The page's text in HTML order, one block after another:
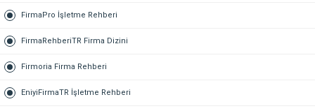
FirmaPro İşletme Rehberi
FirmaRehberiTR Firma Dizini
Firmoria Firma Rehberi
EniyiFirmaTR İşletme Rehberi